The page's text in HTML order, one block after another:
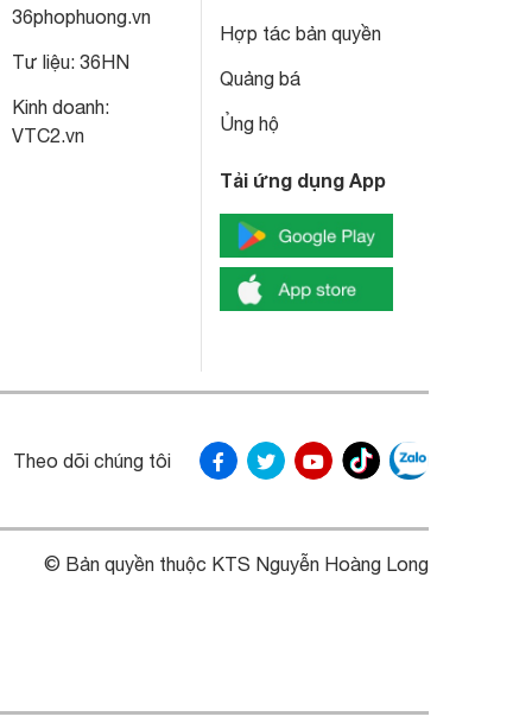
36phophuong.vn
Tư liệu: 36HN
Kinh doanh:
VTC2.vn
Hợp tác bản quyền
Quảng bá
Ủng hộ
Tải ứng dụng App
Theo dõi chúng tôi
© Bản quyền thuộc KTS Nguyễn Hoàng Long